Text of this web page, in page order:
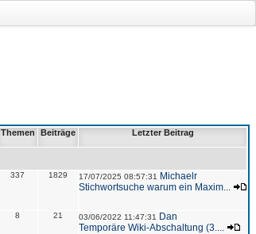
Themen Beiträge Letzter Beitrag
337 1829 17/07/2025 08:57:31
Michaelr
Stichwortsuche warum ein Maxim...
8 21 03/06/2022 11:47:31
Dan
Temporäre Wiki-Abschaltung (3....